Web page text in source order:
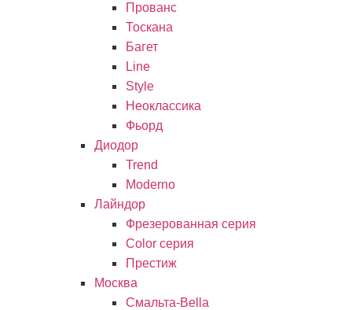
Прованc
Тоскана
Багет
Line
Style
Неоклассика
Фьорд
Диодор
Trend
Moderno
Лайндор
Фрезерованная серия
Color серия
Престиж
Москва
Смальта-Bella